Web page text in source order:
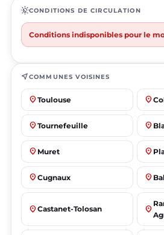
routineCONDITIONS DE CIRCULATION
Conditions indisponibles pour le
near_meCOMMUNES VOISINES
place Toulouse place
place Tournefeuille place
place Muret place
place Cugnaux place
place Castanet-Tolosan place